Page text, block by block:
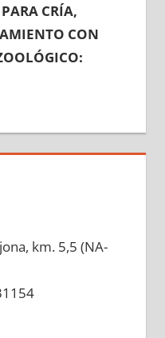
CRÍA,
CON
km. 5,5 (NA-